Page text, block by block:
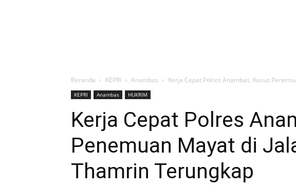
Beranda KEPRI Anambas Kerja Cepat Polres Anambas, Kasus
KEPRI Anambas HUKRIM
Kerja Cepat Polres
Penemuan Mayat di
Thamrin Terungkap